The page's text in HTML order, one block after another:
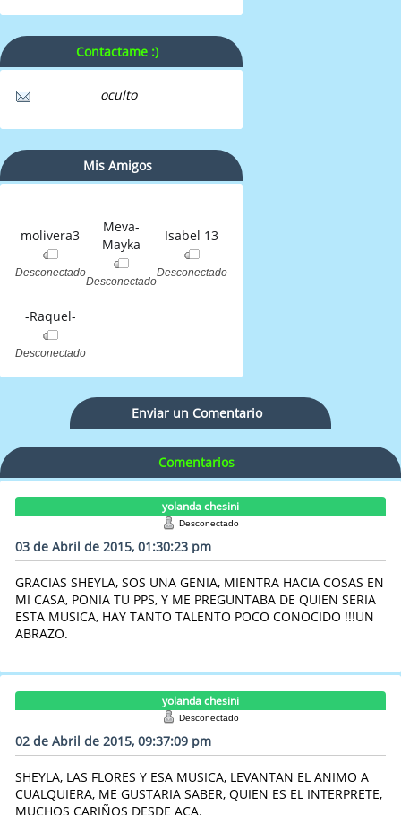
Contactame :)
oculto
Mis Amigos
molivera3
Desconectado
Meva-
Mayka
Desconectado
Isabel 13
Desconectado
-Raquel-
Desconectado
Enviar un Comentario
Comentarios
yolanda chesini
Desconectado
03 de Abril de 2015, 01:30:23 pm
GRACIAS SHEYLA, SOS UNA GENIA, MIENTRA HACIA COSAS EN
MI CASA, PONIA TU PPS, Y ME PREGUNTABA DE QUIEN SERIA
ESTA MUSICA, HAY TANTO TALENTO POCO CONOCIDO !!!UN
ABRAZO.
yolanda chesini
Desconectado
02 de Abril de 2015, 09:37:09 pm
SHEYLA, LAS FLORES Y ESA MUSICA, LEVANTAN EL ANIMO A
CUALQUIERA, ME GUSTARIA SABER, QUIEN ES EL INTERPRETE,
MUCHOS CARIÑOS DESDE ACA.